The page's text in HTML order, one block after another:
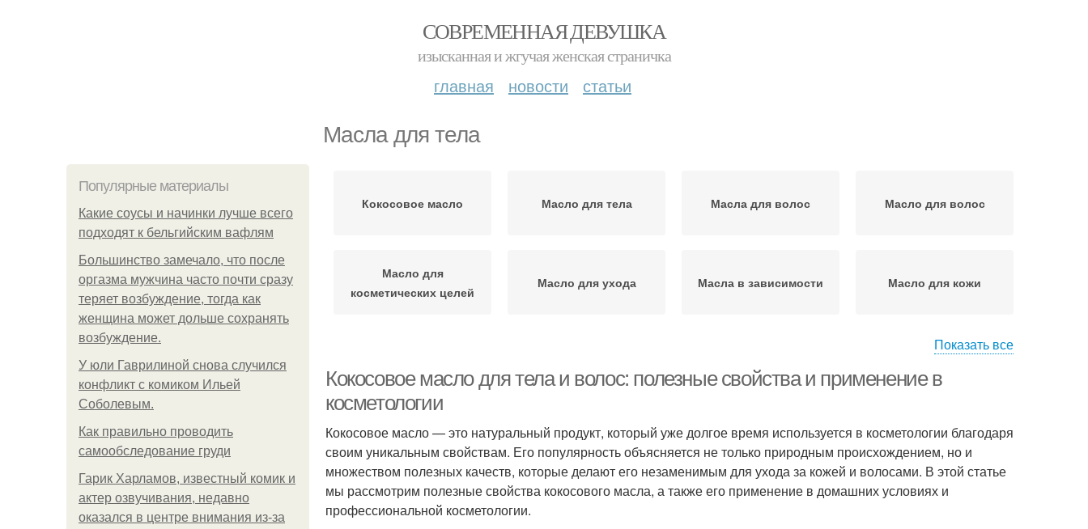
СОВРЕМЕННАЯ ДЕВУШКА
изысканная и жгучая женская страничка
главная новости статьи
Масла для тела
Популярные материалы
Какие соусы и начинки лучше всего
подходят к бельгийским вафлям
Большинство замечало, что после
оргазма мужчина часто почти сразу
теряет возбуждение, тогда как
женщина может дольше сохранять
возбуждение.
У юли Гаврилиной снова случился
конфликт с комиком Ильей
Соболевым.
Как правильно проводить
самообследование груди
Гарик Харламов, известный комик и
актер озвучивания, недавно
оказался в центре внимания из-за
Кокосовое масло Масло для тела Масла для волос Масло для волос
Масло для
косметических целей
Масло для ухода Масла в зависимости Масло для кожи
Масло для
чувствительной кожи
Масло для снятия Масла для снятия Масло в качестве Масло для удаления
Масло для губ
Показать все
Кокосовое масло для тела и волос: полезные свойства и применение в
косметологии
Кокосовое масло — это натуральный продукт, который уже долгое время используется в косметологии благодаря
своим уникальным свойствам. Его популярность объясняется не только природным происхождением, но и
множеством полезных качеств, которые делают его незаменимым для ухода за кожей и волосами. В этой статье
мы рассмотрим полезные свойства кокосового масла, а также его применение в домашних условиях и
профессиональной косметологии.